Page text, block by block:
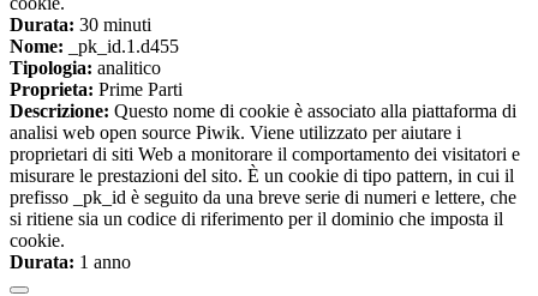
Durata: 30 minuti
Nome: _pk_id.1.d455
Tipologia: analitico
Proprieta: Prime Parti
Descrizione: Questo nome di cookie è associato alla piattaforma di
analisi web open source Piwik. Viene utilizzato per aiutare i
proprietari di siti Web a monitorare il comportamento dei visitatori e
misurare le prestazioni del sito. È un cookie di tipo pattern, in cui il
prefisso _pk_id è seguito da una breve serie di numeri e lettere, che
si ritiene sia un codice di riferimento per il dominio che imposta il
cookie.
Durata: 1 anno